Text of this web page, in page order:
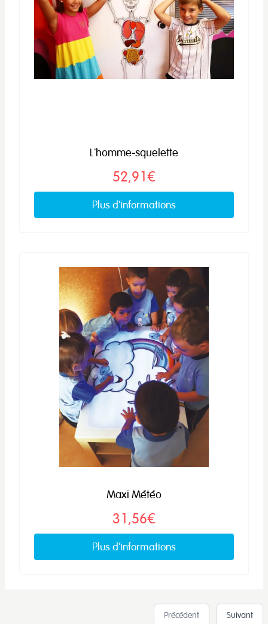
L'homme-squelette
52,91€
Plus d'informations
Maxi Météo
31,56€
Plus d'informations
Précédent Suivant